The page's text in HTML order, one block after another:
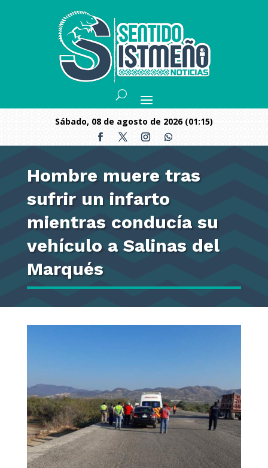
sábado, 08 de agosto de 2026 (01:15)
Hombre muere tras
sufrir un infarto
mientras conducía su
vehículo a Salinas del
Marqués